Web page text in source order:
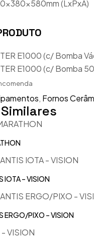
(LxPxA)
E1000 (c/ Bomba
E1000 (c/ Bomba
, Fornos
IOTA – VISION
ERGO/PIXO – VISION